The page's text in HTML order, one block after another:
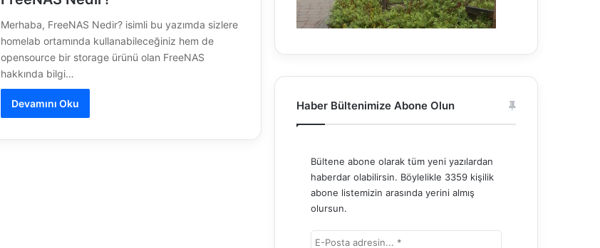
Merhaba, FreeNAS Nedir? isimli bu yazımda sizlere
homelab ortamında kullanabileceğiniz hem de
opensource bir storage ürünü olan FreeNAS
hakkında bilgi…
Devamını Oku Haber Bültenimize Abone Olun
Bültene abone olarak tüm yeni yazılardan
haberdar olabilirsin. Böylelikle 3359 kişilik
abone listemizin arasında yerini almış
olursun.